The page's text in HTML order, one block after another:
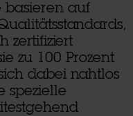
basieren auf
zertifiziert
zu 100 Prozent
dabei nahtlos
spezielle